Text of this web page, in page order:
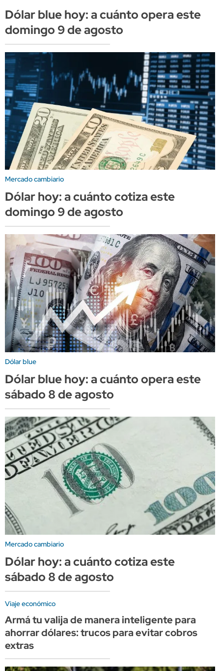
Dólar blue hoy: a cuánto opera este
domingo 9 de agosto
Mercado cambiario
Dólar hoy: a cuánto cotiza este
domingo 9 de agosto
Dólar blue
Dólar blue hoy: a cuánto opera este
sábado 8 de agosto
Mercado cambiario
Dólar hoy: a cuánto cotiza este
sábado 8 de agosto
Viaje económico
Armá tu valija de manera inteligente para
ahorrar dólares: trucos para evitar cobros
extras